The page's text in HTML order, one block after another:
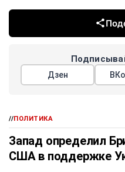
Дзен
//ПОЛИТИКА
Запад определил
США в поддержке